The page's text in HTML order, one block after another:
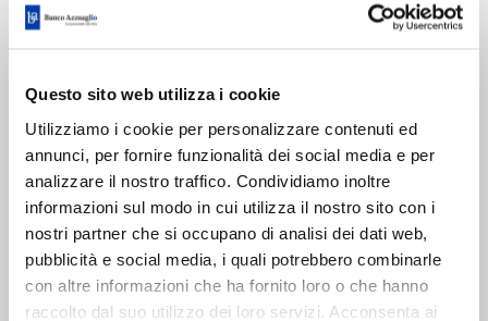
Questo sito web utilizza i cookie
Utilizziamo i cookie per personalizzare contenuti ed
annunci, per fornire funzionalità dei social media e per
analizzare il nostro traffico. Condividiamo inoltre
informazioni sul modo in cui utilizza il nostro sito con i
nostri partner che si occupano di analisi dei dati web,
pubblicità e social media, i quali potrebbero combinarle
con altre informazioni che ha fornito loro o che hanno
raccolto dal suo utilizzo dei loro servizi. Acconsenta ai
Finanziari (MiFID)
modifiche introdotte dalla citata normativa. Le nuove norme, aventi
decorrenza 1° novembre 2007, sono state recepite nel nostro
Ordinamento dal d. lgs. del 17 settembre 2007, n. 164 e disciplinate
nei Regolamenti attuattivi della Consob e di Banca d’Italia (di
seguito “normativa di riferimento”). Con la finalità di offrirLe una
sintesi dei principi essenziali statuiti dalla Direttiva MiFID, abbiamo